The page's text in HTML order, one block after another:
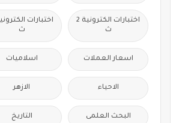
اختبارات الكترونية 2
ث
ث
اسعار العملات اسلاميات
الاحياء الازهر
البحث العلمى التاريخ